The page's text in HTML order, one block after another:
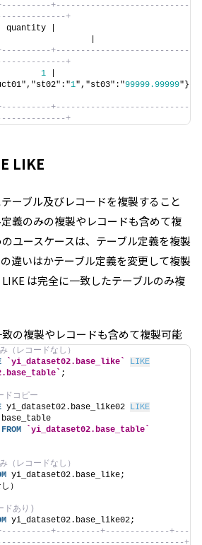
+---------------------------
+
quantity |
|
+---------------------------
+
| 1
1","st03":"99999.99999"}
+---------------------------
+
LIKE
ーブル及びレコードを複製すること
義のみの複製やレコードも含めて複
ユースケースは、テーブル定義を複製
違いはかテーブル定義を変更して複製
は完全に一致したテーブルのみ複
の複製やレコードも含めて複製可能
レコードなし）
`yi_dataset02.base_like`
LIKE
;
コピー
yi_dataset02.base_like02 LIKE
FROM `yi_dataset02.base_table`
レコードなし）
yi_dataset02.base_like;
）
ドあり)
yi_dataset02.base_like02;
+---------+-------------+---
+